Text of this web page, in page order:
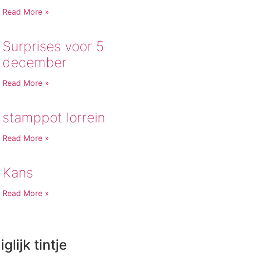
Read More »
Surprises voor 5
december
Read More »
stamppot lorrein
Read More »
Kans
Read More »
tintje